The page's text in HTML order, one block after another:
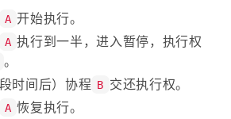
A 开始执行。
A 执行到一半，进入暂停，执行权
。
时间后）协程 B 交还执行权。
A 恢复执行。